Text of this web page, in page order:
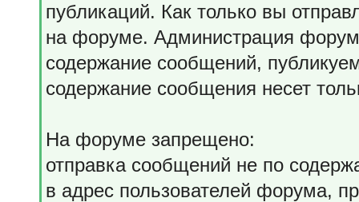
публикаций. Как только вы
на форуме. Администрация
содержание сообщений,
содержание сообщения несет
На форуме запрещено:
отправка сообщений не по
в адрес пользователей форума,